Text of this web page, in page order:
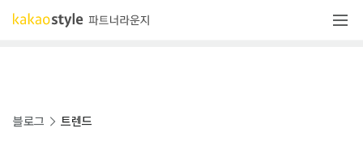
블로그 트렌드